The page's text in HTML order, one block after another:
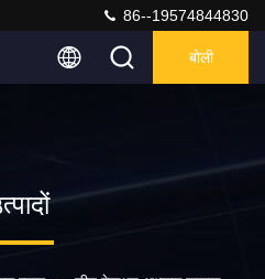
86--19574844830
बोली